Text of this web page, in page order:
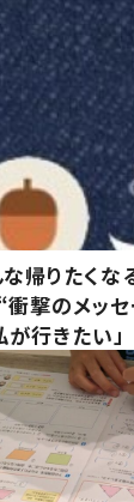
な帰りたくな
衝撃のメッ
が行きたい」